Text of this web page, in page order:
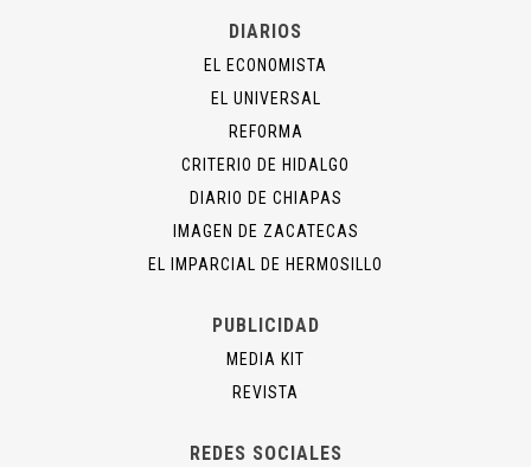
DIARIOS
EL ECONOMISTA
EL UNIVERSAL
REFORMA
CRITERIO DE HIDALGO
DIARIO DE CHIAPAS
IMAGEN DE ZACATECAS
EL IMPARCIAL DE HERMOSILLO
PUBLICIDAD
MEDIA KIT
REVISTA
REDES SOCIALES